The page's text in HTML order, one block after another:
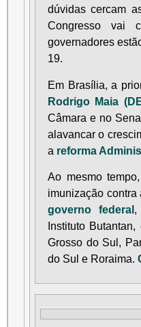
dúvidas cercam
Congresso vai
governadores
19.
Em Brasília, a
Rodrigo Maia
Câmara e no
alavancar o
a reforma
Ao mesmo
imunização
governo federal ,
Instituto
Grosso do Sul,
do Sul e Roraima.